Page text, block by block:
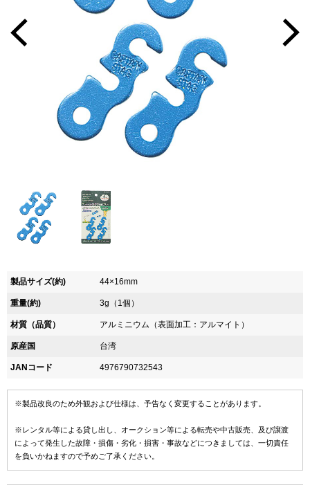
製品サイズ(約) 44×16mm
重量(約) 3g（1個）
材質（品質） アルミニウム（表面加工：アルマイト）
原産国 台湾
JANコード 4976790732543
※製品改良のため外観および仕様は、予告なく変更することがあります。
※レンタル等による貸し出し、オークション等による転売や中古販売、及び譲渡
によって発生した故障・損傷・劣化・損害・事故などにつきましては、一切責任
を負いかねますので予めご了承ください。